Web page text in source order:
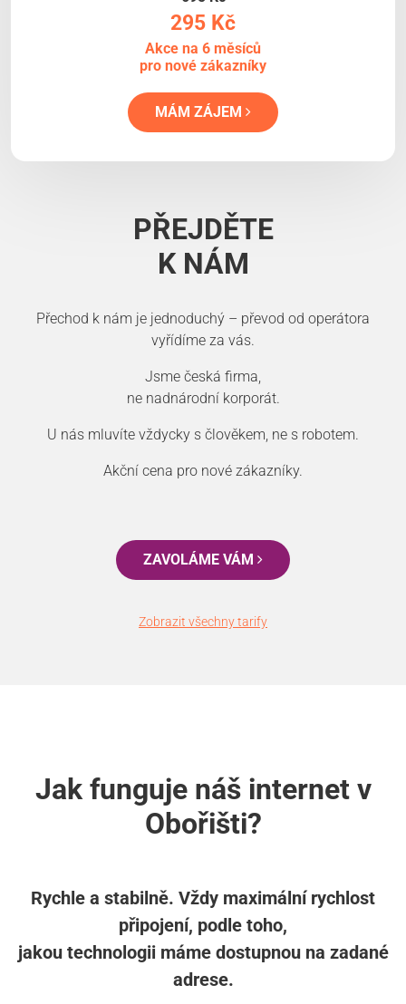
295 Kč
Akce na 6 měsíců
pro nové zákazníky
MÁM ZÁJEM
PŘEJDĚTE
K NÁM
Přechod k nám je jednoduchý – převod od operátora
vyřídíme za vás.
Jsme česká firma,
ne nadnárodní korporát.
U nás mluvíte vždycky s člověkem, ne s robotem.
Akční cena pro nové zákazníky.
ZAVOLÁME VÁM
Zobrazit všechny tarify
Jak funguje náš internet v
Obořišti?
Rychle a stabilně. Vždy maximální rychlost
připojení, podle toho,
jakou technologii máme dostupnou na zadané
adrese.